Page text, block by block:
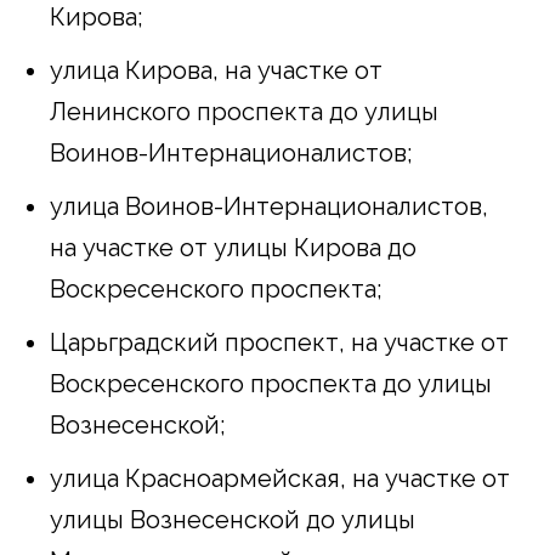
Кирова;
улица Кирова, на участке от
Ленинского проспекта до улицы
Воинов-Интернационалистов;
улица Воинов-Интернационалистов,
на участке от улицы Кирова до
Воскресенского проспекта;
Царьградский проспект, на участке от
Воскресенского проспекта до улицы
Вознесенской;
улица Красноармейская, на участке от
улицы Вознесенской до улицы